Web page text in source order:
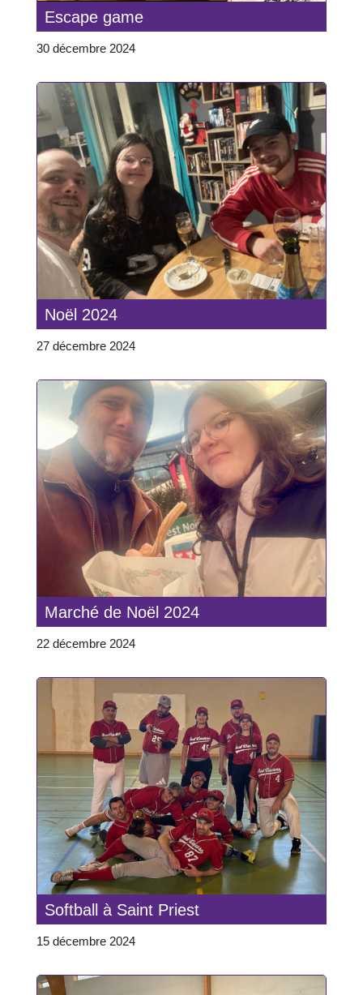
Escape game
30 décembre 2024
Noël 2024
27 décembre 2024
Marché de Noël 2024
22 décembre 2024
Softball à Saint Priest
15 décembre 2024